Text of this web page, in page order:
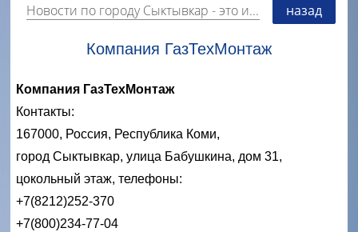
Новости по городу Сыктывкар - это информация о событиях, мероприятиях и торгово-коммерческой деятельности города. Страницу наполняют платные и бесплатные объявления, имеющие функцию "поднятия вверх списка". назад
Компания ГазТехМонтаж
Компания ГазТехМонтаж
Контакты:
167000, Россия, Республика Коми,
город Сыктывкар, улица Бабушкина, дом 31,
цокольный этаж, телефоны:
+7(8212)252-370
+7(800)234-77-04